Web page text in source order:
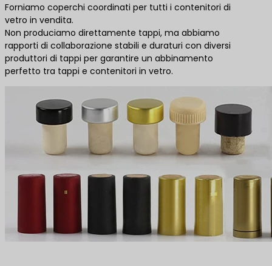
Forniamo coperchi coordinati per tutti i contenitori di
vetro in vendita.
Non produciamo direttamente tappi, ma abbiamo
rapporti di collaborazione stabili e duraturi con diversi
produttori di tappi per garantire un abbinamento
perfetto tra tappi e contenitori in vetro.